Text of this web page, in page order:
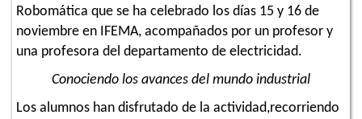
Robomática que se ha celebrado los días 15 y 16 de
noviembre en IFEMA, acompañados por un profesor y
una profesora del departamento de electricidad.
Conociendo los avances del mundo industrial
Los alumnos han disfrutado de la actividad,recorriendo